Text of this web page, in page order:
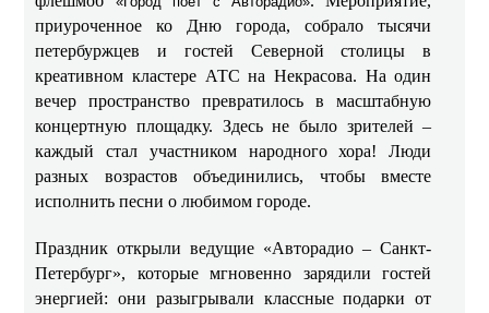
приуроченное ко Дню города, собрало тысячи
петербуржцев и гостей Северной столицы в
креативном кластере АТС на Некрасова. На один
вечер пространство превратилось в масштабную
концертную площадку. Здесь не было зрителей –
каждый стал участником народного хора! Люди
разных возрастов объединились, чтобы вместе
исполнить песни о любимом городе.
Праздник открыли ведущие «Авторадио – Санкт-
Петербург», которые мгновенно зарядили гостей
энергией: они разыгрывали классные подарки от